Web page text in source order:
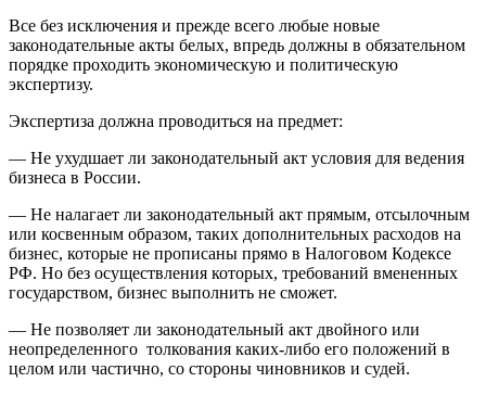
Все без исключения и прежде всего любые новые
законодательные акты белых, впредь должны в обязательном
порядке проходить экономическую и политическую
экспертизу.
Экспертиза должна проводиться на предмет:
— Не ухудшает ли законодательный акт условия для ведения
бизнеса в России.
— Не налагает ли законодательный акт прямым, отсылочным
или косвенным образом, таких дополнительных расходов на
бизнес, которые не прописаны прямо в Налоговом Кодексе
РФ. Но без осуществления которых, требований вмененных
государством, бизнес выполнить не сможет.
— Не позволяет ли законодательный акт двойного или
неопределенного толкования каких-либо его положений в
целом или частично, со стороны чиновников и судей.